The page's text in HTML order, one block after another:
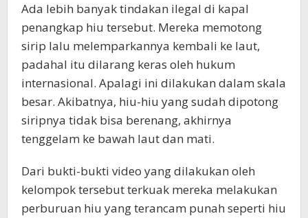
Ada lebih banyak tindakan ilegal di kapal
penangkap hiu tersebut. Mereka memotong
sirip lalu melemparkannya kembali ke laut,
padahal itu dilarang keras oleh hukum
internasional. Apalagi ini dilakukan dalam skala
besar. Akibatnya, hiu-hiu yang sudah dipotong
siripnya tidak bisa berenang, akhirnya
tenggelam ke bawah laut dan mati.
Dari bukti-bukti video yang dilakukan oleh
kelompok tersebut terkuak mereka melakukan
perburuan hiu yang terancam punah seperti hiu